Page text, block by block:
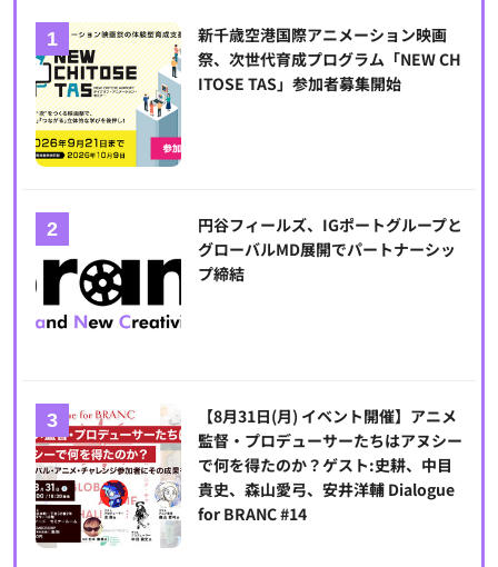
新千歳空港国際アニメーション映画
祭、次世代育成プログラム「NEW CH
ITOSE TAS」参加者募集開始
円谷フィールズ、IGポートグループと
グローバルMD展開でパートナーシッ
プ締結
【8月31日(月) イベント開催】アニメ
監督・プロデューサーたちはアヌシー
で何を得たのか？ゲスト:史耕、中目
貴史、森山愛弓、安井洋輔 Dialogue
for BRANC #14